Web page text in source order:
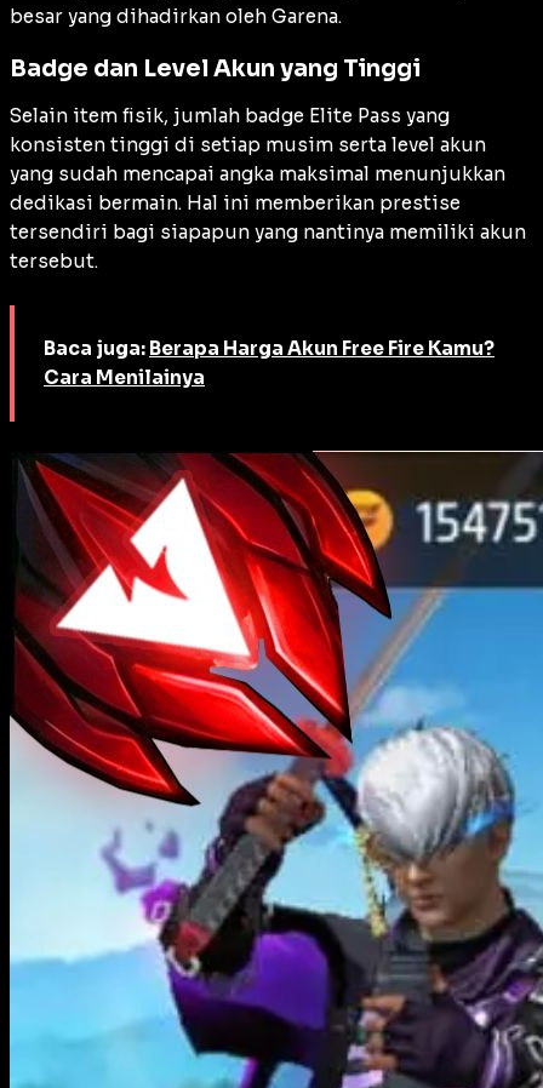
besar yang dihadirkan oleh Garena.
Badge dan Level Akun yang Tinggi
Selain item fisik, jumlah badge Elite Pass yang
konsisten tinggi di setiap musim serta level akun
yang sudah mencapai angka maksimal menunjukkan
dedikasi bermain. Hal ini memberikan prestise
tersendiri bagi siapapun yang nantinya memiliki akun
tersebut.
Baca juga: Berapa Harga Akun Free Fire Kamu?
Cara Menilainya